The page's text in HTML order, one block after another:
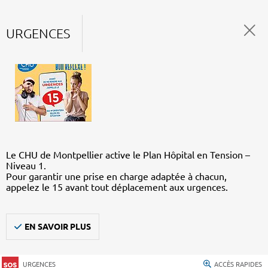
URGENCES
Le CHU de Montpellier active le Plan Hôpital en Tension –
Niveau 1.
Pour garantir une prise en charge adaptée à chacun,
appelez le 15 avant tout déplacement aux urgences.
EN SAVOIR PLUS
URGENCES ACCÈS RAPIDES